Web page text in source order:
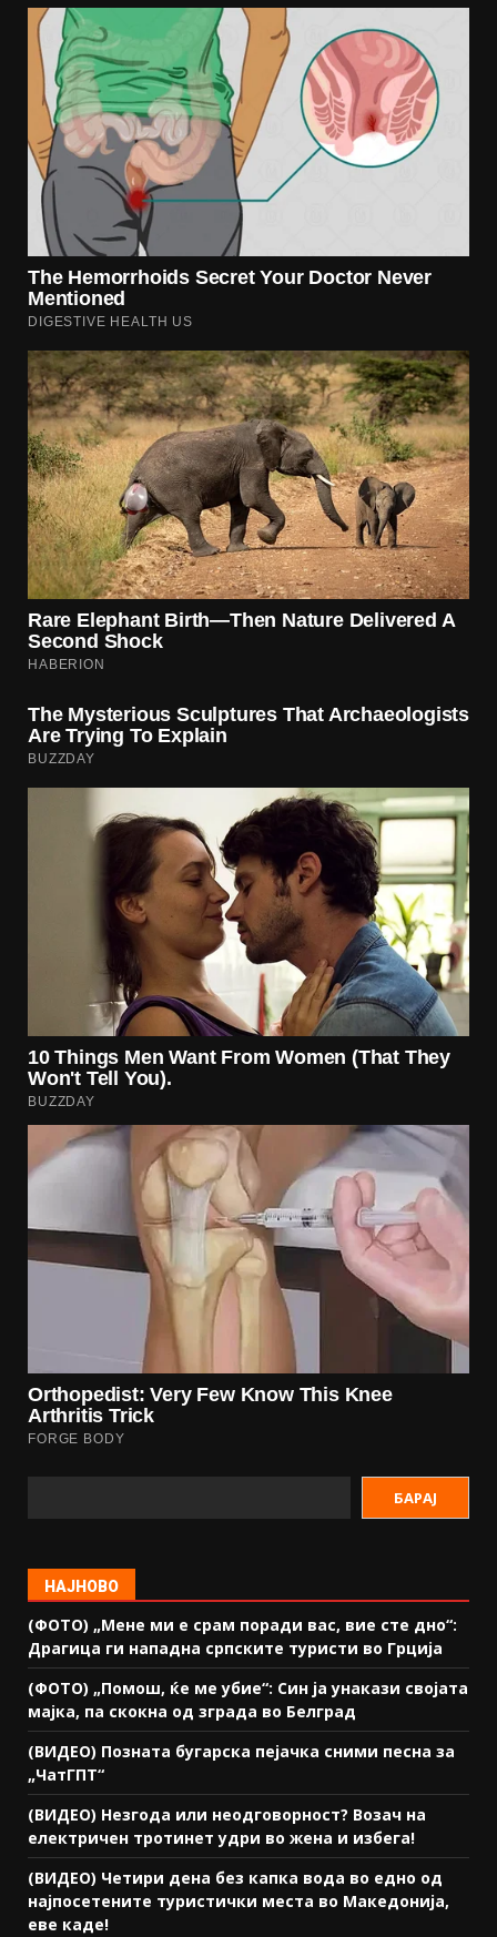
БАРАЈ
НАЈНОВО
(ФОТО) „Мене ми е срам поради вас, вие сте дно“:
Драгица ги нападна српските туристи во Грција
(ФОТО) „Помош, ќе ме убие“: Син ја унакази својата
мајка, па скокна од зграда во Белград
(ВИДЕО) Позната бугарска пејачка сними песна за
„ЧатГПТ“
(ВИДЕО) Незгода или неодговорност? Возач на
електричен тротинет удри во жена и избега!
(ВИДЕО) Четири дена без капка вода во едно од
најпосетените туристички места во Македонија,
еве каде!